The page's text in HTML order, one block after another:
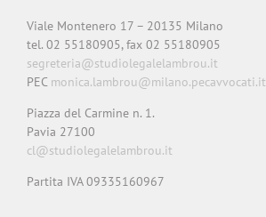
Viale Montenero 17 – 20135 Milano
tel. 02 55180905, fax 02 55180905
segreteria@studiolegalelambrou.it
PEC monica.lambrou@milano.pecavvocati.it
Piazza del Carmine n. 1.
Pavia 27100
cl@studiolegalelambrou.it
Partita IVA 09335160967